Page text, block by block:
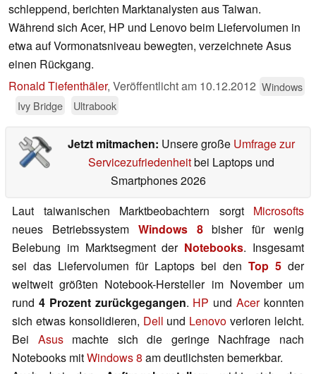
schleppend, berichten Marktanalysten aus Taiwan.
Während sich Acer, HP und Lenovo beim Liefervolumen in
etwa auf Vormonatsniveau bewegten, verzeichnete Asus
einen Rückgang.
Ronald Tiefenthäler, Veröffentlicht am 10.12.2012 Windows
Ivy Bridge
Ultrabook
Jetzt mitmachen: Unsere große Umfrage zur
Servicezufriedenheitbei Laptops und
Smartphones 2026
Laut taiwanischen Marktbeobachtern sorgt Microsofts
neues Betriebssystem Windows 8bisher für wenig
Belebung im Marktsegment der Notebooks. Insgesamt
sei das Liefervolumen für Laptops bei den Top 5 der
weltweit größten Notebook-Hersteller im November um
rund 4 Prozent zurückgegangen. HP undAcerkonnten
sich etwas konsolidieren, Dell und Lenovo verloren leicht.
Bei Asusmachte sich die geringe Nachfrage nach
Notebooks mitWindows 8 am deutlichsten bemerkbar.